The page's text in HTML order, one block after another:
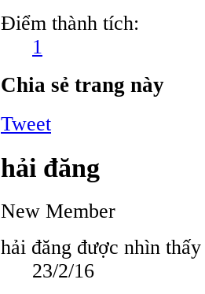
Điểm thành tích:
1
Chia sẻ trang này
Tweet
hải đăng
New Member
hải đăng được nhìn
23/2/16